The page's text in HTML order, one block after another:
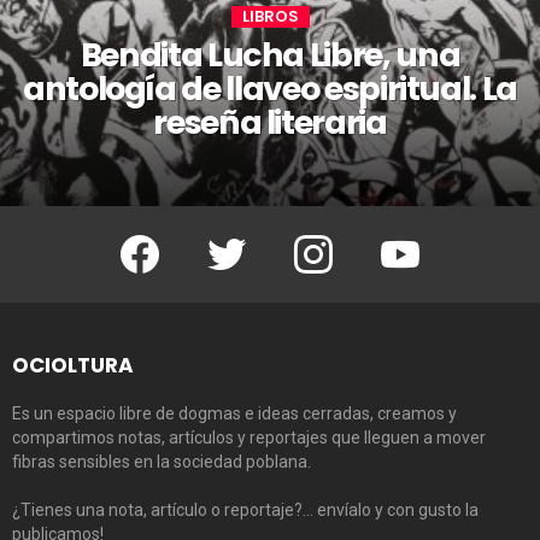
LIBROS
Bendita Lucha Libre, una
antología de llaveo espiritual. La
reseña literaria
Facebook Twitter Instagram Youtube
OCIOLTURA
Es un espacio libre de dogmas e ideas cerradas, creamos y
compartimos notas, artículos y reportajes que lleguen a mover
fibras sensibles en la sociedad poblana.
¿Tienes una nota, artículo o reportaje?… envíalo y con gusto la
publicamos!